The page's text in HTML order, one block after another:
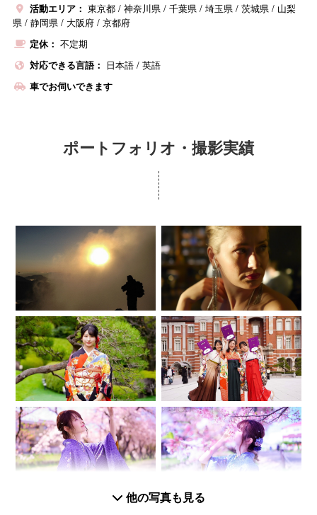
活動エリア： 東京都 神奈川県 千葉県 埼玉県 茨城県
山梨
県
静岡県 大阪府
京都府
定休： 不定期
対応できる言語： 日本語/ 英語
車でお伺いできます
ポートフォリオ・撮影実績
他の写真も見る